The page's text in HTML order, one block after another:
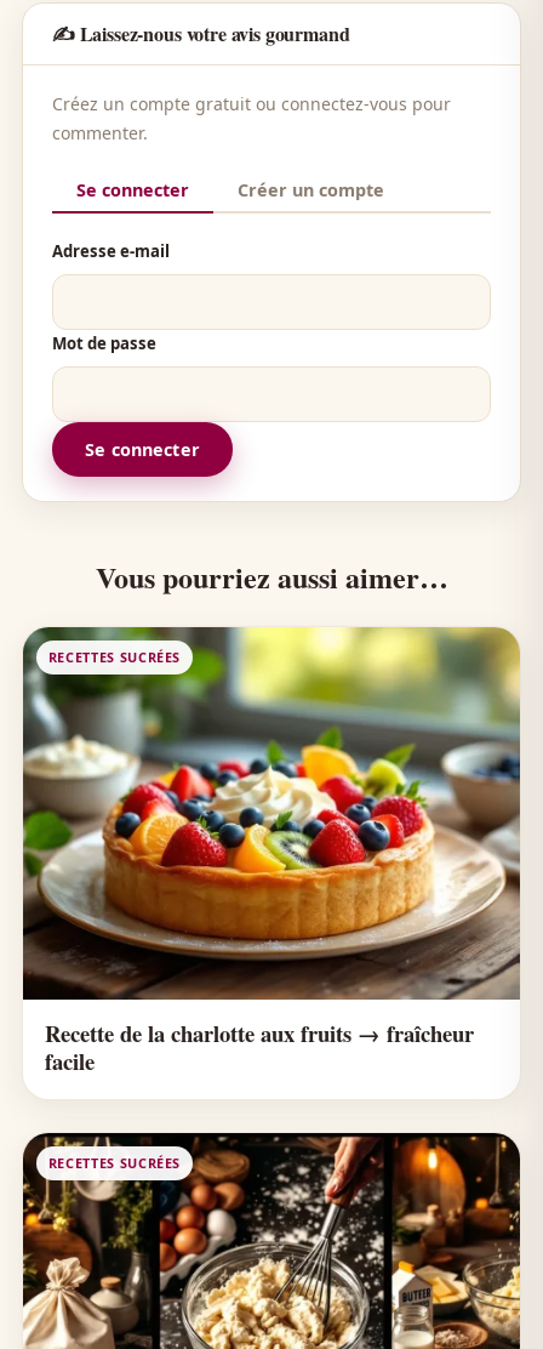
✍️ Laissez-nous votre avis gourmand
Créez un compte gratuit ou connectez-vous pour
commenter.
Se connecter Créer un compte
Adresse e-mail
Mot de passe
Se connecter
Vous pourriez aussi aimer…
RECETTES SUCRÉES
Recette de la charlotte aux fruits → fraîcheur
facile
RECETTES SUCRÉES